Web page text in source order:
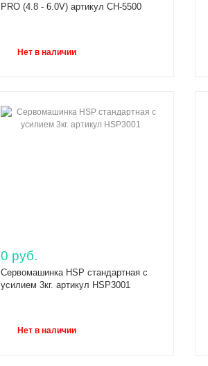
PRO (4.8 - 6.0V) артикул CH-5500
Нет в наличии
0 руб.
Сервомашинка HSP стандартная с
усилием 3кг. артикул HSP3001
Нет в наличии